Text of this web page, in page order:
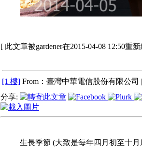
[ 此文章被gardener在2015-04-08 12:50重
[1 樓] From：臺灣中華電信股份有限公司
分享:
生長季節 (大致是每年四月初至十